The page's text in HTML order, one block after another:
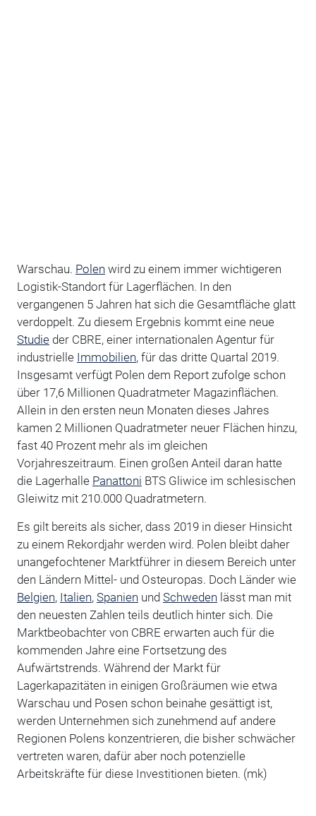
Warschau. Polen wird zu einem immer wichtigeren
Logistik-Standort für Lagerflächen. In den
vergangenen 5 Jahren hat sich die Gesamtfläche glatt
verdoppelt. Zu diesem Ergebnis kommt eine neue
Studieder CBRE, einer internationalen Agentur für
industrielle Immobilien, für das dritte Quartal 2019.
Insgesamt verfügt Polen dem Report zufolge schon
über 17,6 Millionen Quadratmeter Magazinflächen.
Allein in den ersten neun Monaten dieses Jahres
kamen 2 Millionen Quadratmeter neuer Flächen hinzu,
fast 40 Prozent mehr als im gleichen
Vorjahreszeitraum. Einen großen Anteil daran hatte
die Lagerhalle Panattoni BTS Gliwice im schlesischen
Gleiwitz mit 210.000 Quadratmetern.
Es gilt bereits als sicher, dass 2019 in dieser Hinsicht
zu einem Rekordjahr werden wird. Polen bleibt daher
unangefochtener Marktführer in diesem Bereich unter
den Ländern Mittel- und Osteuropas. Doch Länder wie
Belgien, Italien, Spanien und Schweden lässt man mit
den neuesten Zahlen teils deutlich hinter sich. Die
Marktbeobachter von CBRE erwarten auch für die
kommenden Jahre eine Fortsetzung des
Aufwärtstrends. Während der Markt für
Lagerkapazitäten in einigen Großräumen wie etwa
Warschau und Posen schon beinahe gesättigt ist,
werden Unternehmen sich zunehmend auf andere
Regionen Polens konzentrieren, die bisher schwächer
vertreten waren, dafür aber noch potenzielle
Arbeitskräfte für diese Investitionen bieten. (mk)